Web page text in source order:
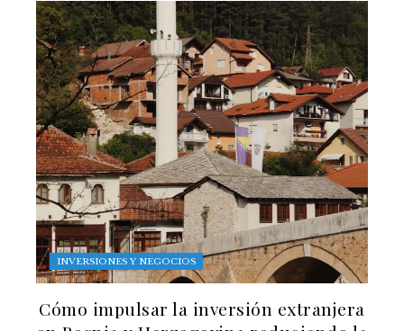
INVERSIONES Y NEGOCIOS
Cómo impulsar la inversión extranjera